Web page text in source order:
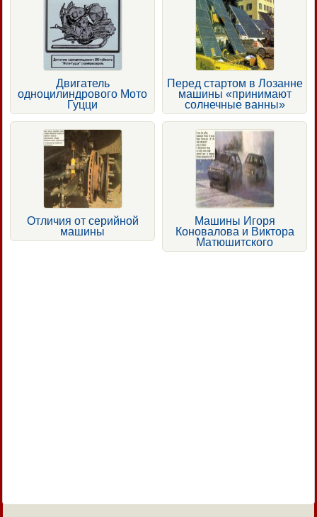
Двигатель
одноцилиндрового Мото
Гуцци
Перед стартом в Лозанне
машины «принимают
солнечные ванны»
Отличия от серийной
машины
Машины Игоря
Коновалова и Виктора
Матюшитского